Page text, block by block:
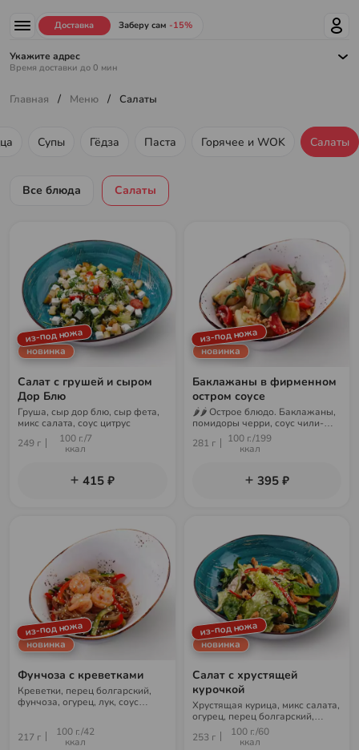
Доставка Заберу сам -15%
Укажите адрес
Время доставки до 0 мин
Главная / Меню / Салаты
Меню ресторана
Супы Гёдза Паста Горячее и WOK Салаты
Все блюда Салаты
из-под ножа
новинка
Салат с грушей и сыром
Дор Блю
Груша, сыр дор блю, сыр фета,
микс салата, соус цитрус
249 г
100 г./7
ккал
415 ₽
из-под ножа
новинка
Баклажаны в фирменном
остром соусе
🌶🌶 Острое блюдо. Баклажаны,
помидоры черри, соус чили-
гарлик, соус ореховый, микс
салата, арахис
281 г
100 г./199
ккал
395 ₽
из-под ножа
новинка
Фунчоза с креветками
Креветки, перец болгарский,
фунчоза, огурец, лук, соус
217 г
100 г./42
ккал
из-под ножа
новинка
Салат с хрустящей
курочкой
Хрустящая курица, микс салата,
огурец, перец болгарский,
красный лук, кунжут
253 г
100 г./60
ккал